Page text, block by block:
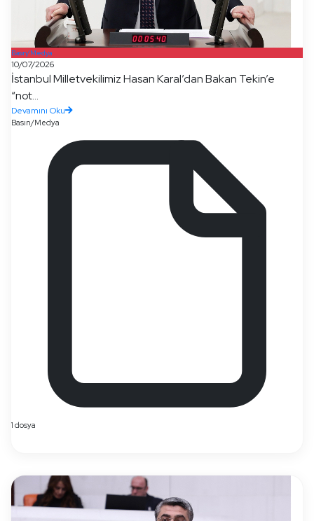
Basın/Medya
10/07/2026
İstanbul Milletvekilimiz Hasan Karal’dan Bakan Tekin’e
“not...
Devamını Oku
Basın/Medya
1 dosya